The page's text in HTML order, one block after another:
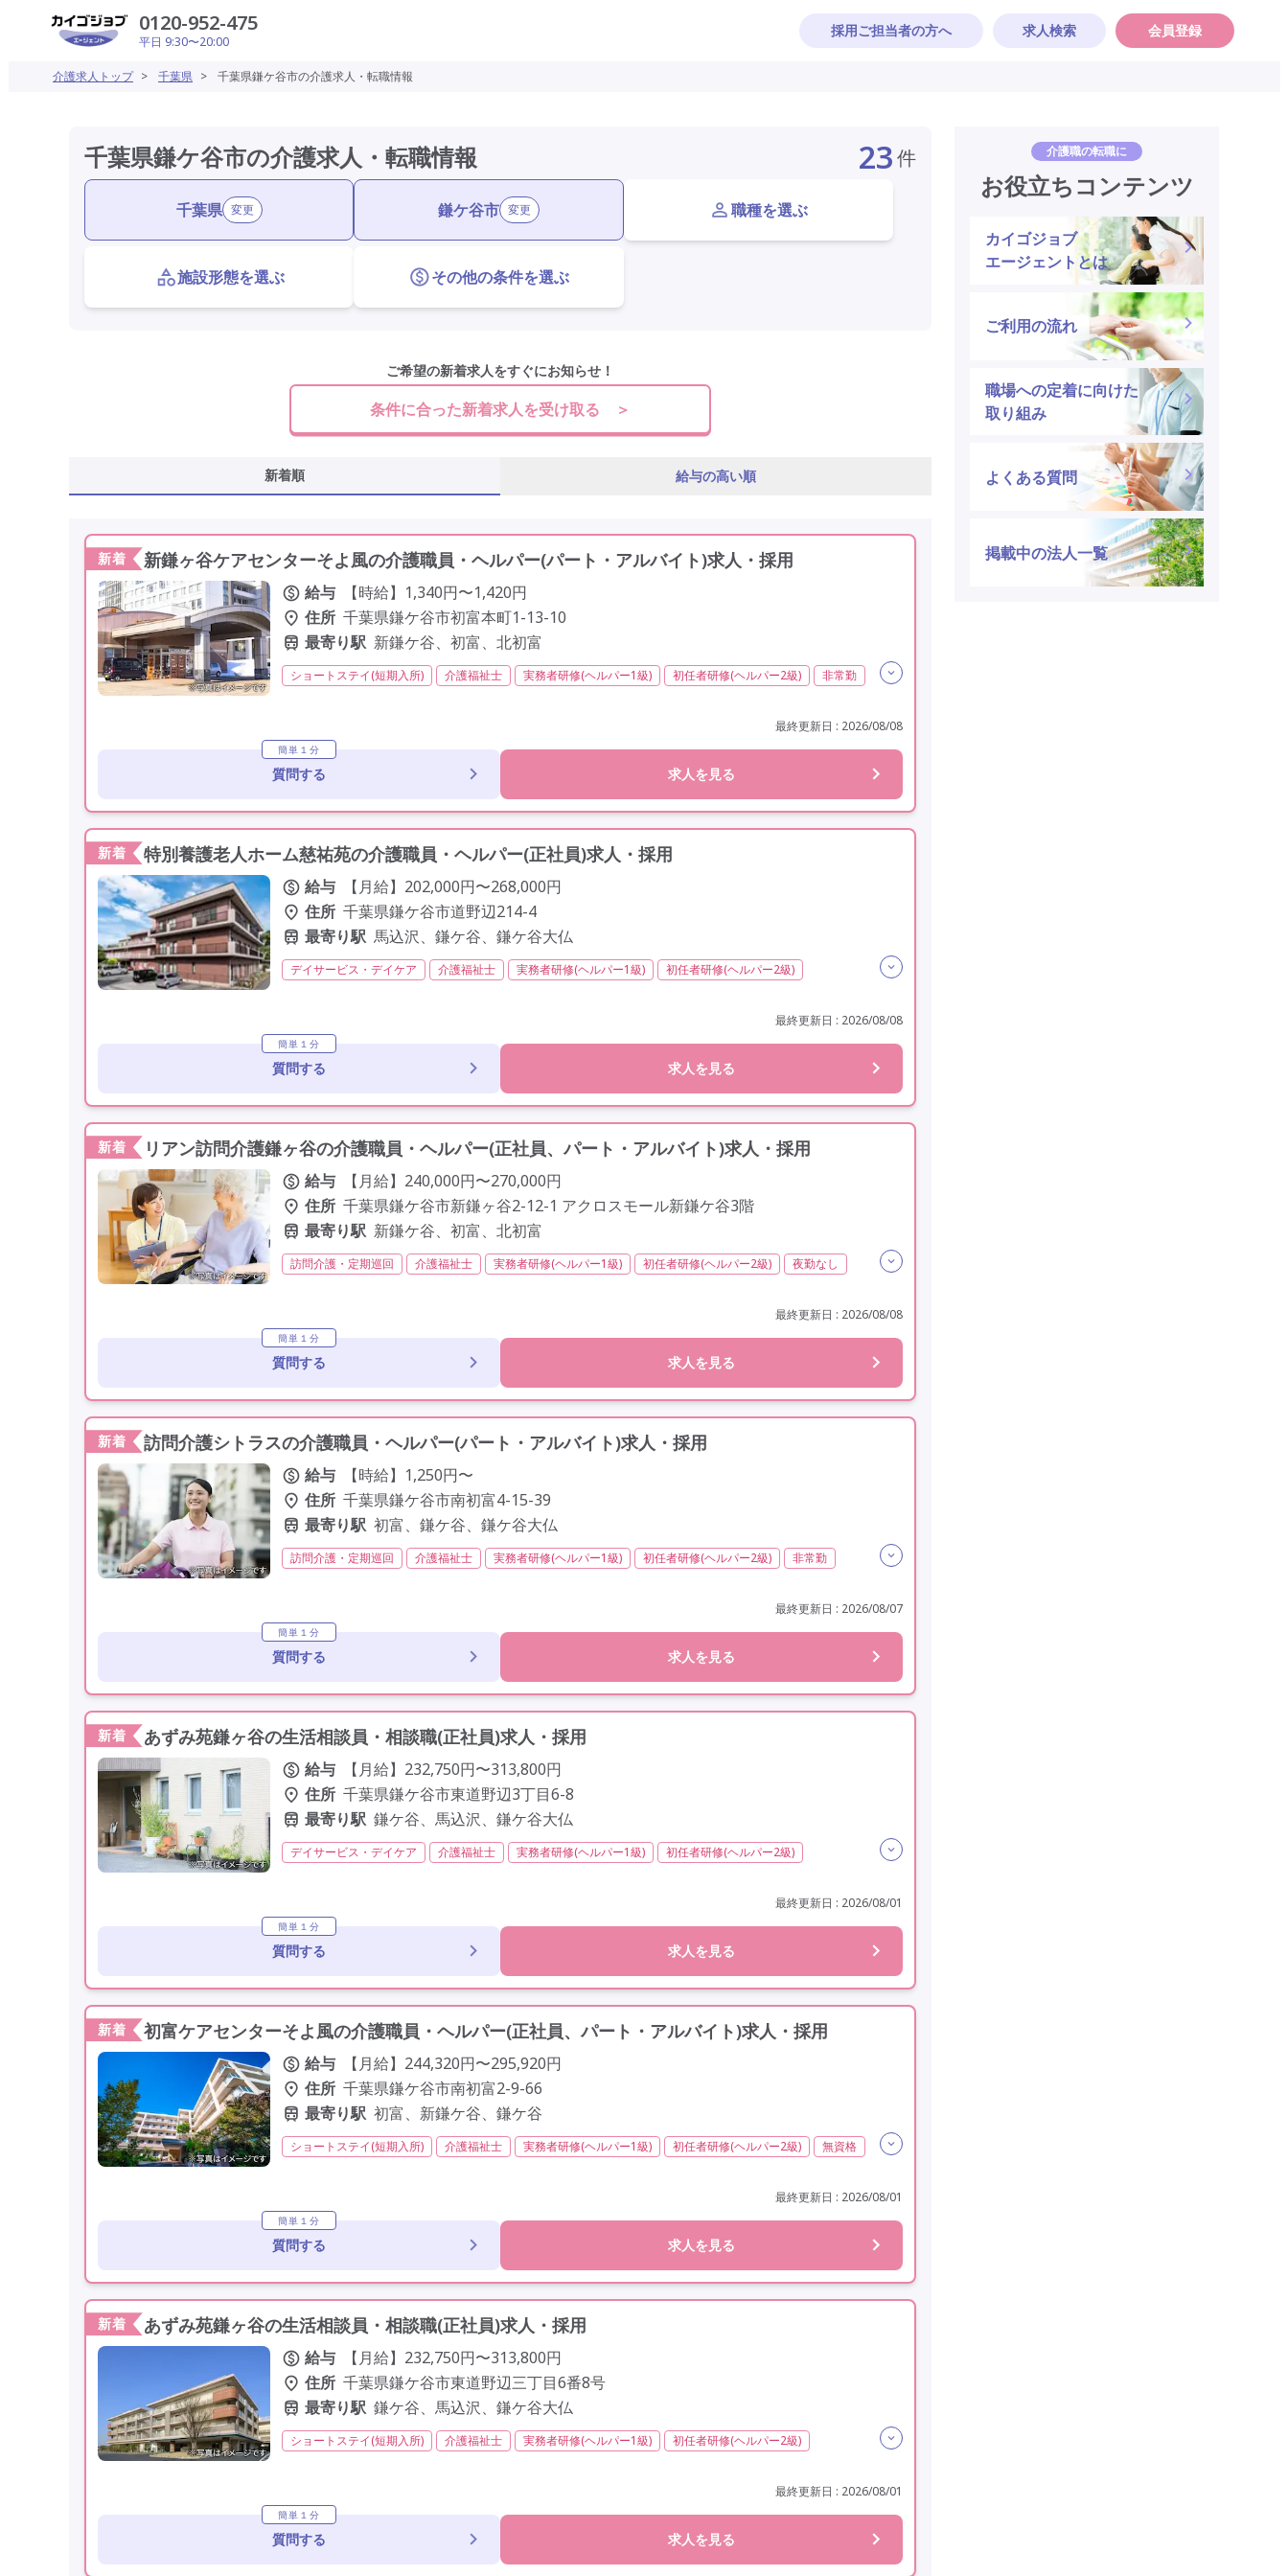
0120-952-475
平日 9:30〜20:00
採用ご担当者の方へ 求人検索 会員登録
介護求人トップ > 千葉県 > 千葉県鎌ケ谷市の介護求人・転職情報
千葉県鎌ケ谷市の介護求人・転職情報 23件
千葉県 変更 鎌ケ谷市 変更 職種を選ぶ
施設形態を選ぶ その他の条件を選ぶ
ご希望の新着求人をすぐにお知らせ！
条件に合った新着求人を受け取る ＞
新着順 給与の高い順
新着 新鎌ヶ谷ケアセンターそよ風の介護職員・ヘルパー(パート・アルバイト)求人・採用
給与
【時給】1,340円〜1,420円
住所 千葉県鎌ケ谷市初富本町1-13-10
最寄り駅 新鎌ケ谷、初富、北初富
ショートステイ(短期入所) 介護福祉士 実務者研修(ヘルパー1級) 初任者研修(ヘルパー2級)
非常勤
最終更新日 : 2026/08/08
簡単１分
質問する 求人を見る
新着 特別養護老人ホーム慈祐苑の介護職員・ヘルパー(正社員)求人・採用
給与
【月給】202,000円〜268,000円
住所 千葉県鎌ケ谷市道野辺214-4
最寄り駅 馬込沢、鎌ケ谷、鎌ケ谷大仏
デイサービス・デイケア 介護福祉士 実務者研修(ヘルパー1級)
初任者研修(ヘルパー2級)
最終更新日 : 2026/08/08
簡単１分
質問する 求人を見る
新着 リアン訪問介護鎌ヶ谷の介護職員・ヘルパー(正社員、パート・アルバイト)求人・採用
給与
【月給】240,000円〜270,000円
住所 千葉県鎌ケ谷市新鎌ヶ谷2-12-1 アクロスモール新鎌ケ谷3階
最寄り駅 新鎌ケ谷、初富、北初富
訪問介護・定期巡回 介護福祉士 実務者研修(ヘルパー1級) 初任者研修(ヘルパー2級)
夜勤なし
車通勤可 駅近
最終更新日 : 2026/08/08
簡単１分
質問する 求人を見る
新着 訪問介護シトラスの介護職員・ヘルパー(パート・アルバイト)求人・採用
給与
【時給】1,250円〜
住所 千葉県鎌ケ谷市南初富4-15-39
最寄り駅 初富、鎌ケ谷、鎌ケ谷大仏
訪問介護・定期巡回 介護福祉士 実務者研修(ヘルパー1級) 初任者研修(ヘルパー2級)
非常勤
最終更新日 : 2026/08/07
簡単１分
質問する 求人を見る
新着 あずみ苑鎌ヶ谷の生活相談員・相談職(正社員)求人・採用
給与
【月給】232,750円〜313,800円
住所 千葉県鎌ケ谷市東道野辺3丁目6-8
最寄り駅 鎌ケ谷、馬込沢、鎌ケ谷大仏
デイサービス・デイケア 介護福祉士 実務者研修(ヘルパー1級)
初任者研修(ヘルパー2級)
定年60歳以上
最終更新日 : 2026/08/01
簡単１分
質問する 求人を見る
新着 初富ケアセンターそよ風の介護職員・ヘルパー(正社員、パート・アルバイト)求人・採用
給与
【月給】244,320円〜295,920円
住所 千葉県鎌ケ谷市南初富2-9-66
最寄り駅 初富、新鎌ケ谷、鎌ケ谷
ショートステイ(短期入所) 介護福祉士 実務者研修(ヘルパー1級) 初任者研修(ヘルパー2級)
無資格
資格取得支援
研修制度あり
最終更新日 : 2026/08/01
簡単１分
質問する 求人を見る
新着 あずみ苑鎌ヶ谷の生活相談員・相談職(正社員)求人・採用
給与
【月給】232,750円〜313,800円
住所 千葉県鎌ケ谷市東道野辺三丁目6番8号
最寄り駅 鎌ケ谷、馬込沢、鎌ケ谷大仏
ショートステイ(短期入所) 介護福祉士 実務者研修(ヘルパー1級)
初任者研修(ヘルパー2級)
最終更新日 : 2026/08/01
簡単１分
質問する 求人を見る
介護職の転職に
お役立ちコンテンツ
カイゴジョブ
エージェントとは
ご利用の流れ
職場への定着に向けた
取り組み
よくある質問
掲載中の法人一覧